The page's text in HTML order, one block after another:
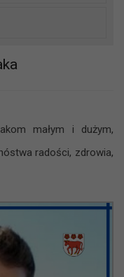
małym i dużym,
radości, zdrowia,